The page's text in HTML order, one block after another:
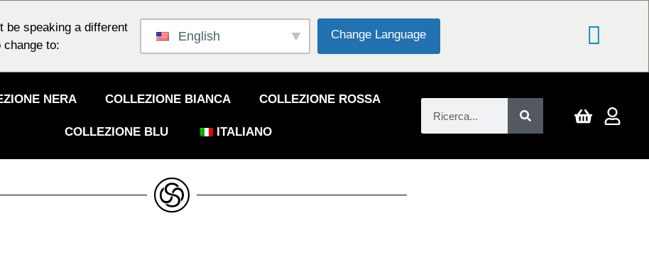
be speaking a different
change to:
English Change Language
NERA COLLEZIONE BIANCA COLLEZIONE ROSSA
COLLEZIONE BLU ITALIANO